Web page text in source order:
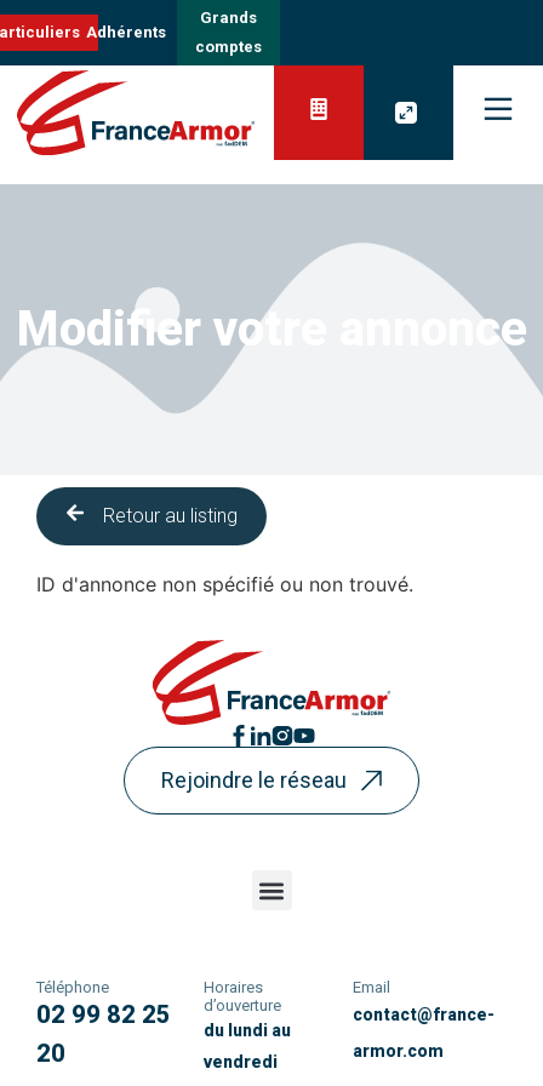
Adhérents
Grands
comptes
Modifier votre annonce
Retour au listing
ID d'annonce non spécifié ou non trouvé.
Rejoindre le réseau
Téléphone
02 99 82 25
20
Horaires
d’ouverture
du lundi au
vendredi
Email
contact@france-
armor.com